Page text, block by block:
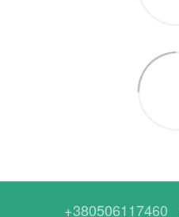
+380506117460